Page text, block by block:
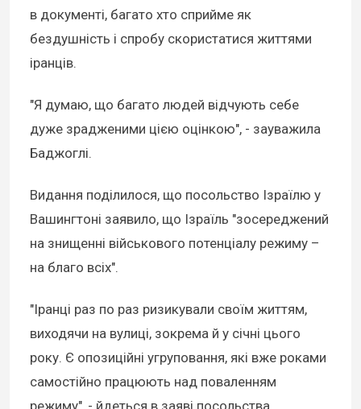
в документі, багато хто сприйме як
бездушність і спробу скористатися життями
іранців.
"Я думаю, що багато людей відчують себе
дуже зрадженими цією оцінкою", - зауважила
Баджоглі.
Видання поділилося, що посольство Ізраїлю у
Вашингтоні заявило, що Ізраїль "зосереджений
на знищенні військового потенціалу режиму –
на благо всіх".
"Іранці раз по раз ризикували своїм життям,
виходячи на вулиці, зокрема й у січні цього
року. Є опозиційні угруповання, які вже роками
самостійно працюють над поваленням